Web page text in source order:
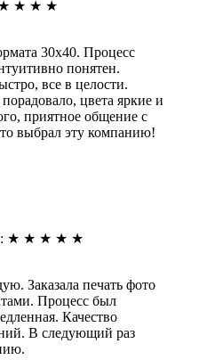
★ ★ ★
30х40. Процесс
понятен.
все в целости.
цвета яркие и
приятное общение с
выбрал эту компанию!
: ★ ★ ★ ★ ★
Заказала печать фото
Процесс был
Качество
В следующий раз